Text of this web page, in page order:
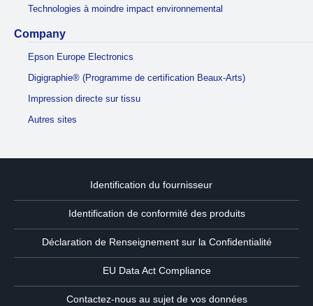
Technologies à moindre impact environnemental
Company
Epson Europe Electronics
Digigraphie® (Programme de certification Beaux-Arts)
Impression directe sur tissu
Autres sites
Identification du fournisseur
Identification de conformité des produits
Déclaration de Renseignement sur la Confidentialité
EU Data Act Compliance
Contactez-nous au sujet de vos données